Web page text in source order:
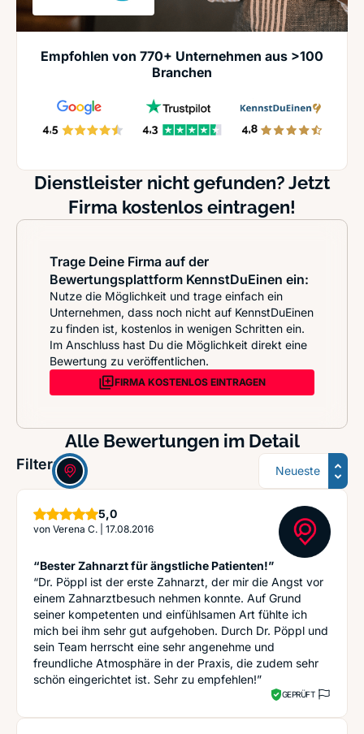
Empfohlen von 770+ Unternehmen aus >100
Branchen
Dienstleister nicht gefunden? Jetzt
Firma kostenlos eintragen!
Trage Deine Firma auf der
Bewertungsplattform KennstDuEinen ein:
Nutze die Möglichkeit und trage einfach ein
Unternehmen, dass noch nicht auf KennstDuEinen
zu finden ist, kostenlos in wenigen Schritten ein.
Im Anschluss hast Du die Möglichkeit direkt eine
Bewertung zu veröffentlichen.
FIRMA KOSTENLOS EINTRAGEN
Alle Bewertungen im Detail
Filter: Sortierung
5,0Sterne
von Verena C. 17.08.2016
“Bester Zahnarzt für ängstliche Patienten!”
“Dr. Pöppl ist der erste Zahnarzt, der mir die Angst vor
einem Zahnarztbesuch nehmen konnte. Auf Grund
seiner kompetenten und einfühlsamen Art fühlte ich
mich bei ihm sehr gut aufgehoben. Durch Dr. Pöppl und
sein Team herrscht eine sehr angenehme und
freundliche Atmosphäre in der Praxis, die zudem sehr
schön eingerichtet ist. Sehr zu empfehlen!”
GEPRÜFT